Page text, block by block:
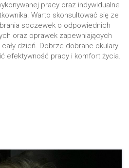
pracy oraz indywidualne
Warto skonsultować się ze
soczewek o odpowiednich
oraz oprawek zapewniających
dzień. Dobrze dobrane okulary
efektywność pracy i komfort życia.